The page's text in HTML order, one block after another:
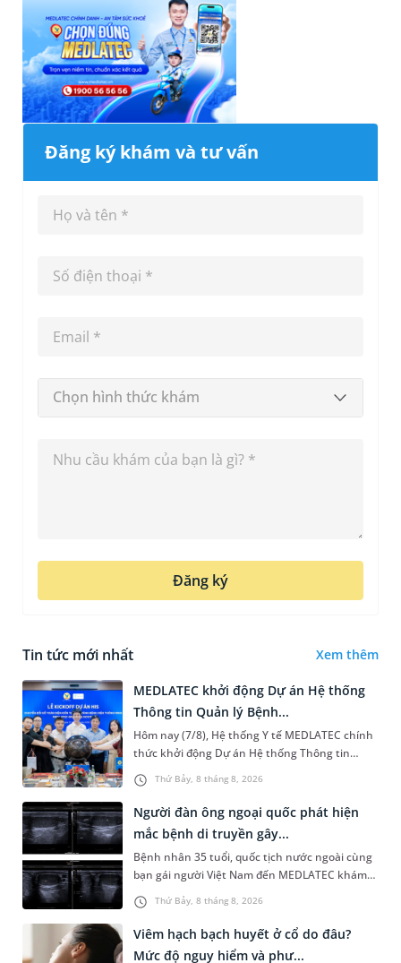
Đăng ký khám và tư vấn
Chọn hình thức khám
Đăng ký
Tin tức mới nhất Xem thêm
Thứ Bảy, 8 tháng 8, 2026
MEDLATEC khởi động Dự án Hệ thống
Thông tin Quản lý Bệnh...
Hôm nay (7/8), Hệ thống Y tế MEDLATEC chính
thức khởi động Dự án Hệ thống Thông tin
Quản lý Bệnh viện (HIS - Hospital Information
System) giai đoạn mới. Dự á...
Thứ Bảy, 8 tháng 8, 2026
Người đàn ông ngoại quốc phát hiện
mắc bệnh di truyền gây...
Bệnh nhân 35 tuổi, quốc tịch nước ngoài cùng
bạn gái người Việt Nam đến MEDLATEC khám
sức khỏe tiền hôn nhân. Qua thăm khám và
làm các xét nghiệm chuyên sâu,...
Viêm hạch bạch huyết ở cổ do đâu?
Mức độ nguy hiểm và phư...